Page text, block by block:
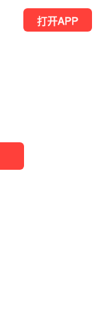
打开APP